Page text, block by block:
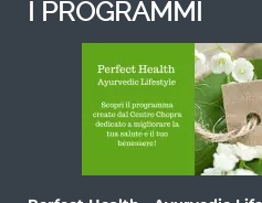
I PROGRAMMI